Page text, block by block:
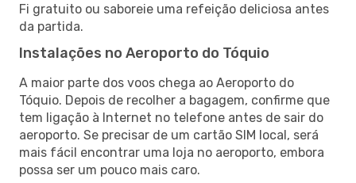
Fi gratuito ou saboreie uma refeição deliciosa antes
da partida.
Instalações no Aeroporto do Tóquio
A maior parte dos voos chega ao Aeroporto do
Tóquio. Depois de recolher a bagagem, confirme que
tem ligação à Internet no telefone antes de sair do
aeroporto. Se precisar de um cartão SIM local, será
mais fácil encontrar uma loja no aeroporto, embora
possa ser um pouco mais caro.